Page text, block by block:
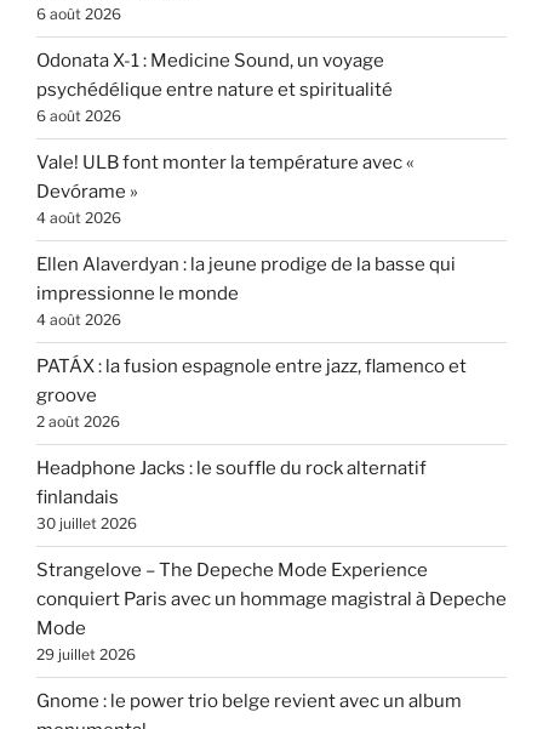
6 août 2026
Odonata X-1 : Medicine Sound, un voyage
psychédélique entre nature et spiritualité
6 août 2026
Vale! ULB font monter la température avec «
Devórame »
4 août 2026
Ellen Alaverdyan : la jeune prodige de la basse qui
impressionne le monde
4 août 2026
PATÁX : la fusion espagnole entre jazz, flamenco et
groove
2 août 2026
Headphone Jacks : le souffle du rock alternatif
finlandais
30 juillet 2026
Strangelove – The Depeche Mode Experience
conquiert Paris avec un hommage magistral à Depeche
Mode
29 juillet 2026
Gnome : le power trio belge revient avec un album